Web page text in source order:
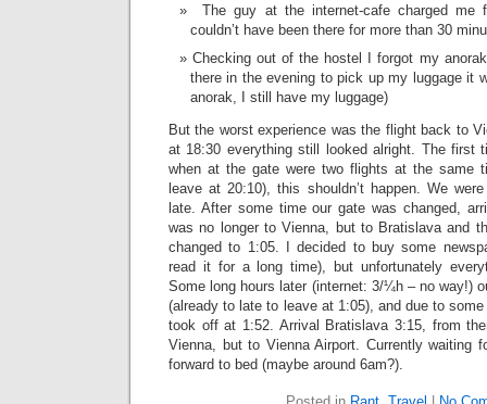
The guy at the internet-cafe charged me
couldn’t have been there for more than 30
Checking out of the hostel I forgot my
there in the evening to pick up my luggage it
anorak, I still have my luggage)
But the worst experience was the flight back to
at 18:30 everything still looked alright. The first
when at the gate were two flights at the same
leave at 20:10), this shouldn’t happen. We
late. After some time our gate was changed,
was no longer to Vienna, but to Bratislava and
changed to 1:05. I decided to buy some
read it for a long time), but unfortunately
Some long hours later (internet: 3/¼h – no way!)
(already to late to leave at 1:05), and due to
took off at 1:52. Arrival Bratislava 3:15, from
Vienna, but to Vienna Airport. Currently waiting
forward to bed (maybe around 6am?).